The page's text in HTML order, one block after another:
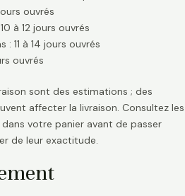
ouvrés
à 12 jours ouvrés
11 à 14 jours ouvrés
ouvrés
sont des estimations ; des
affecter la livraison. Consultez les
votre panier avant de passer
de leur exactitude.